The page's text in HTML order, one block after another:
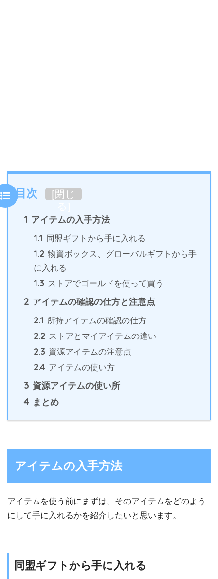
目次 [閉じ
1 アイテムの入手方法
1.1 同盟ギフトから手に入れる
1.2 物資ボックス、グローバルギフトから手
に入れる
1.3 ストアでゴールドを使って買う
2 アイテムの確認の仕方と注意点
2.1 所持アイテムの確認の仕方
2.2 ストアとマイアイテムの違い
2.3 資源アイテムの注意点
2.4 アイテムの使い方
3 資源アイテムの使い所
4 まとめ
アイテムの入手方法
アイテムを使う前にまずは、そのアイテムをどのよう
にして手に入れるかを紹介したいと思います。
同盟ギフトから手に入れる